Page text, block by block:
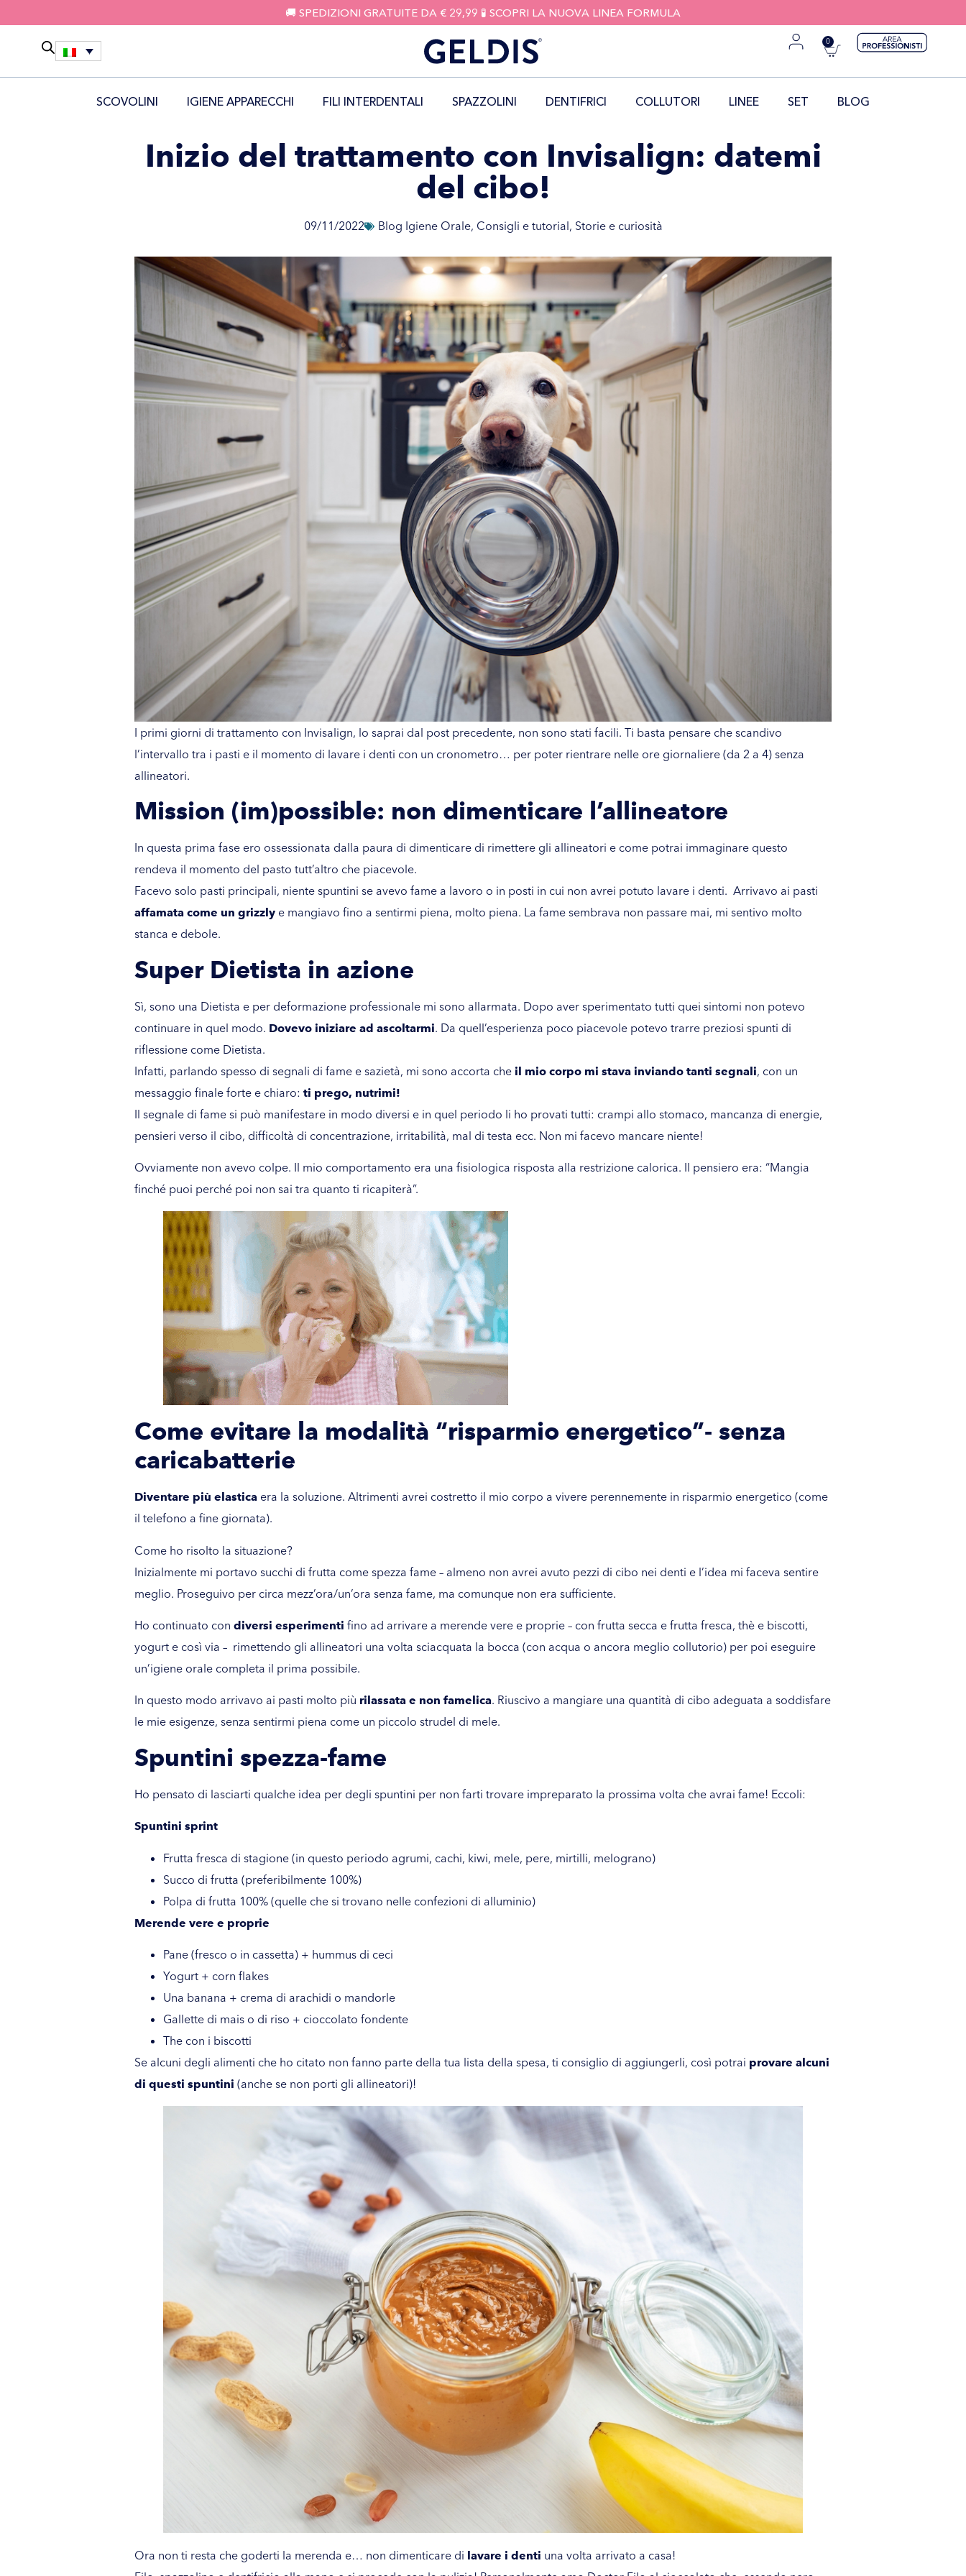
🚚 SPEDIZIONI GRATUITE DA € 29,99 🧪 SCOPRI LA NUOVA LINEA FORMULA
0
SCOVOLINI IGIENE APPARECCHI FILI INTERDENTALI SPAZZOLINI DENTIFRICI COLLUTORI LINEE SET BLOG
Inizio del trattamento con Invisalign: datemi
del cibo!
09/11/2022 Blog Igiene Orale, Consigli e tutorial, Storie e curiosità
I primi giorni di trattamento con Invisalign, lo saprai dal post precedente, non sono stati facili. Ti basta pensare che scandivo
l’intervallo tra i pasti e il momento di lavare i denti con un cronometro… per poter rientrare nelle ore giornaliere (da 2 a 4) senza
allineatori.
Mission (im)possible: non dimenticare l’allineatore
In questa prima fase ero ossessionata dalla paura di dimenticare di rimettere gli allineatori e come potrai immaginare questo
rendeva il momento del pasto tutt’altro che piacevole.
Facevo solo pasti principali, niente spuntini se avevo fame a lavoro o in posti in cui non avrei potuto lavare i denti. Arrivavo ai pasti
affamata come un grizzly e mangiavo fino a sentirmi piena, molto piena. La fame sembrava non passare mai, mi sentivo molto
stanca e debole.
Super Dietista in azione
Sì, sono una Dietista e per deformazione professionale mi sono allarmata. Dopo aver sperimentato tutti quei sintomi non potevo
continuare in quel modo. Dovevo iniziare ad ascoltarmi. Da quell’esperienza poco piacevole potevo trarre preziosi spunti di
riflessione come Dietista.
Infatti, parlando spesso di segnali di fame e sazietà, mi sono accorta che il mio corpo mi stava inviando tanti segnali, con un
messaggio finale forte e chiaro: ti prego, nutrimi!
Il segnale di fame si può manifestare in modo diversi e in quel periodo li ho provati tutti: crampi allo stomaco, mancanza di energie,
pensieri verso il cibo, difficoltà di concentrazione, irritabilità, mal di testa ecc. Non mi facevo mancare niente!
Ovviamente non avevo colpe. Il mio comportamento era una fisiologica risposta alla restrizione calorica. Il pensiero era: “Mangia
finché puoi perché poi non sai tra quanto ti ricapiterà”.
Come evitare la modalità “risparmio energetico”- senza
caricabatterie
Diventare più elastica era la soluzione. Altrimenti avrei costretto il mio corpo a vivere perennemente in risparmio energetico (come
il telefono a fine giornata).
Come ho risolto la situazione?
Inizialmente mi portavo succhi di frutta come spezza fame – almeno non avrei avuto pezzi di cibo nei denti e l’idea mi faceva sentire
meglio. Proseguivo per circa mezz’ora/un’ora senza fame, ma comunque non era sufficiente.
Ho continuato con diversi esperimenti fino ad arrivare a merende vere e proprie – con frutta secca e frutta fresca, thè e biscotti,
yogurt e così via – rimettendo gli allineatori una volta sciacquata la bocca (con acqua o ancora meglio collutorio) per poi eseguire
un’igiene orale completa il prima possibile.
In questo modo arrivavo ai pasti molto più rilassata e non famelica. Riuscivo a mangiare una quantità di cibo adeguata a soddisfare
le mie esigenze, senza sentirmi piena come un piccolo strudel di mele.
Spuntini spezza-fame
Ho pensato di lasciarti qualche idea per degli spuntini per non farti trovare impreparato la prossima volta che avrai fame! Eccoli:
Spuntini sprint
Frutta fresca di stagione (in questo periodo agrumi, cachi, kiwi, mele, pere, mirtilli, melograno)
Succo di frutta (preferibilmente 100%)
Polpa di frutta 100% (quelle che si trovano nelle confezioni di alluminio)
Merende vere e proprie
Pane (fresco o in cassetta) + hummus di ceci
Yogurt + corn flakes
Una banana + crema di arachidi o mandorle
Gallette di mais o di riso + cioccolato fondente
The con i biscotti
Se alcuni degli alimenti che ho citato non fanno parte della tua lista della spesa, ti consiglio di aggiungerli, così potrai provare alcuni
di questi spuntini (anche se non porti gli allineatori)!
Ora non ti resta che goderti la merenda e… non dimenticare di lavare i denti una volta arrivato a casa!